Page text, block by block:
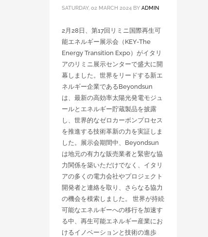
SATURDAY, 02 MARCH 2024 BY ADMIN
2月28日、第17回リミニ国際再生可
能エネルギー展示会（KEY-The
Energy Transition Expo）がイタリ
アのリミニ展示センターで盛大に開
幕しました。世界をリードする新エ
ネルギー企業であるBeyondsun
は、最新の高効率太陽光発電モジュ
ールとエネルギー貯蔵製品を披露
し、世界的なゼロカーボンプロセス
を推進する技術革新の力を実証しま
した。展示会期間中、Beyondsun
は地元の有力な販売業者と緊密な協
力関係を築いただけでなく、イタリ
アの多くの電力会社やプロジェクト
開発者と連絡を取り、さらなる協力
の機会を模索しました。 世界が持続
可能なエネルギーへの移行を加速す
る中、再生可能エネルギー産業にお
けるイノベーションと技術の進歩